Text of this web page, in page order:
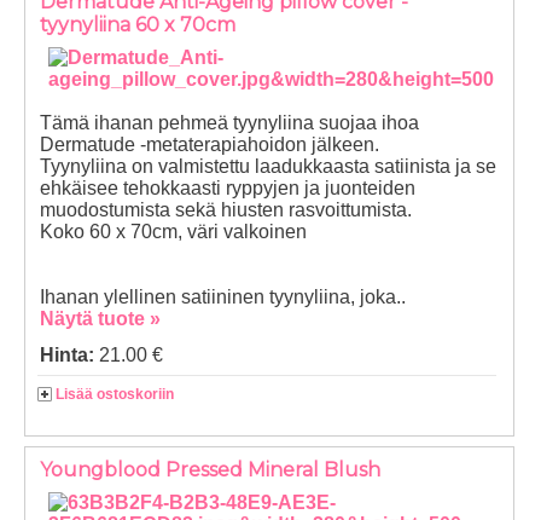
tyynyliina 60 x 70cm
Tämä ihanan pehmeä tyynyliina suojaa ihoa
Dermatude -metaterapiahoidon jälkeen.
Tyynyliina on valmistettu laadukkaasta satiinista ja se
ehkäisee tehokkaasti ryppyjen ja juonteiden
muodostumista sekä hiusten rasvoittumista.
Koko 60 x 70cm, väri valkoinen
Ihanan ylellinen satiininen tyynyliina, joka..
Näytä tuote »
Hinta: 21.00 €
Lisää ostoskoriin
Youngblood Pressed Mineral Blush